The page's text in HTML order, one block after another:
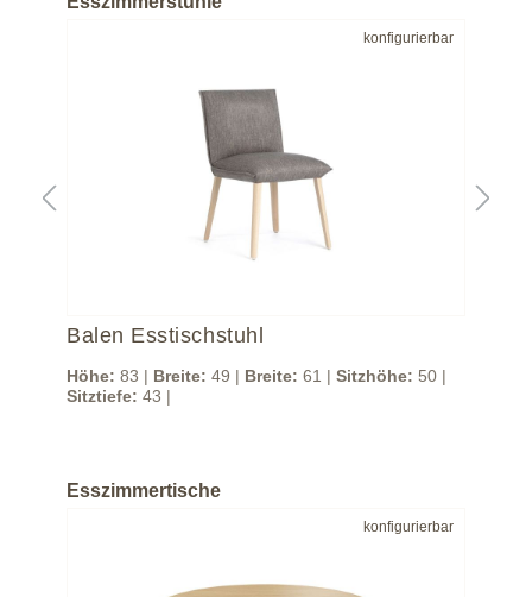
konfigurierbar
Balen Esstischstuhl
Höhe: 83 | Breite: 49 | Breite: 61 | Sitzhöhe: 50 |
Sitztiefe: 43 |
Esszimmertische
konfigurierbar